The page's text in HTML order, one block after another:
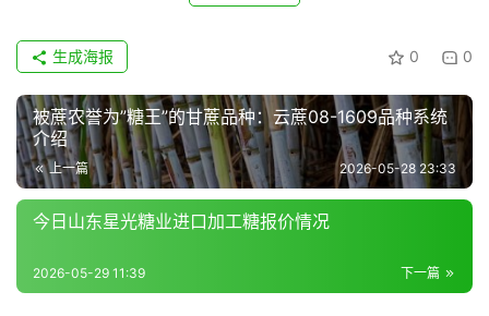
0 0
生成海报
被蔗农誉为”糖王”的甘蔗品种：云蔗08-1609品种系统
介绍
上一篇 2026-05-28 23:33
今日山东星光糖业进口加工糖报价情况
下一篇
2026-05-29 11:39